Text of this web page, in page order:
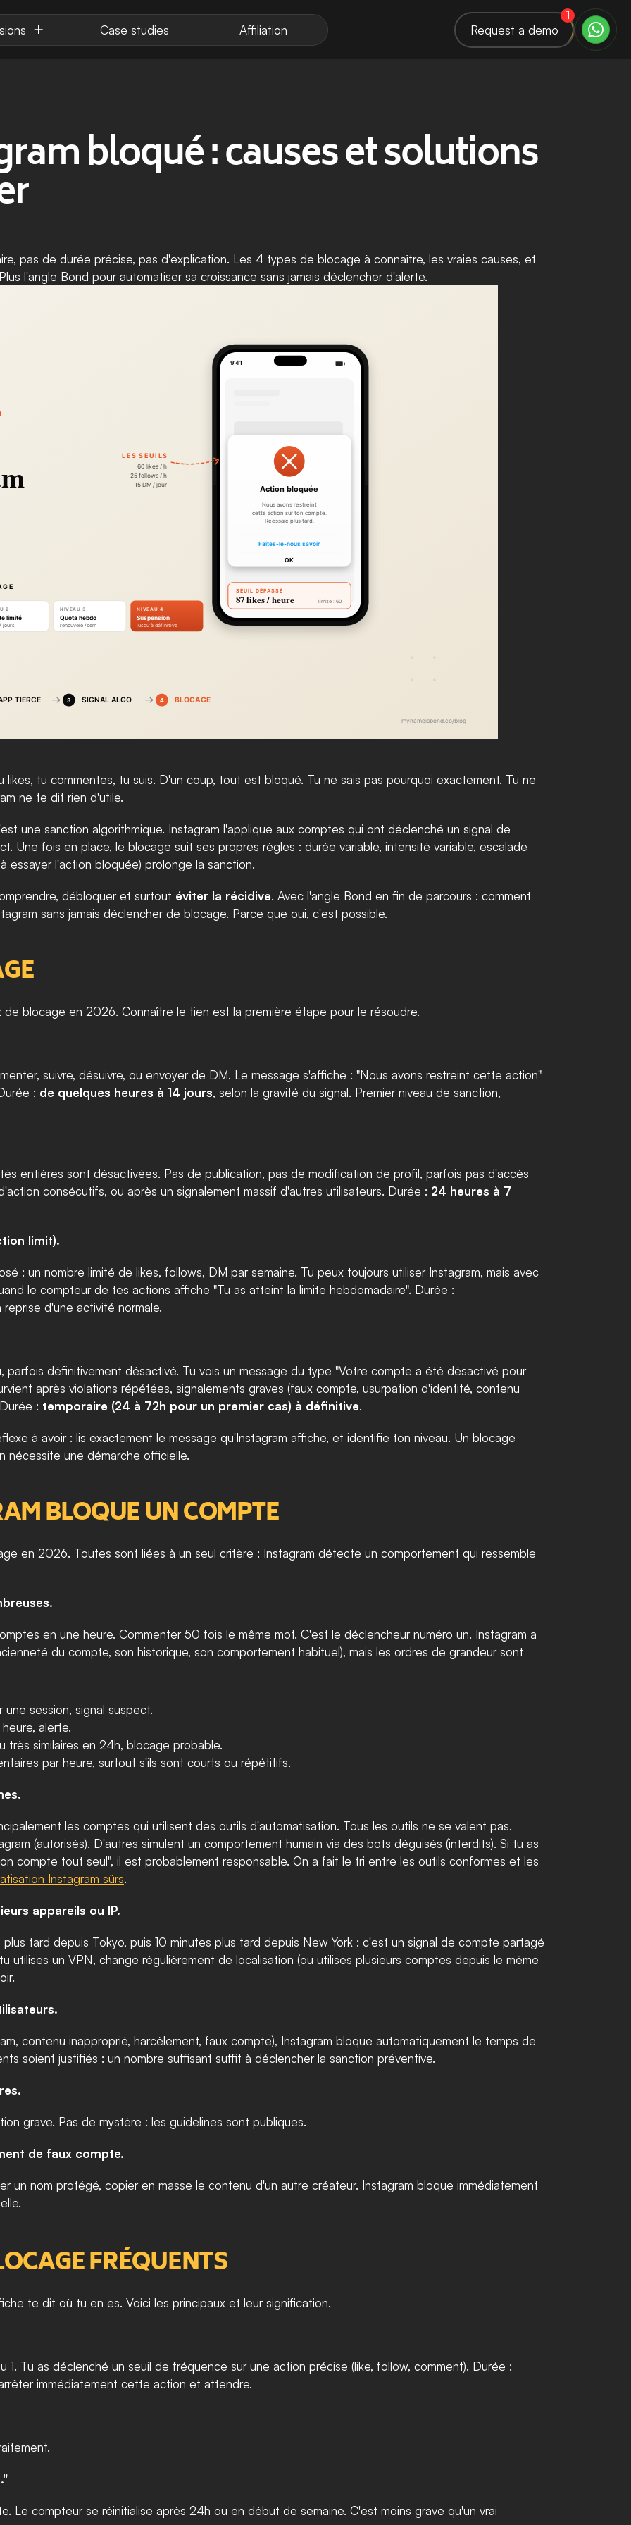
Case studies Affiliation Request a demo
1
bloqué : causes et solutions
pas de durée précise, pas d'explication. Les 4 types de blocage à connaître, les vraies causes, et
l'angle Bond pour automatiser sa croissance sans jamais déclencher d'alerte.
likes, tu commentes, tu suis. D'un coup, tout est bloqué. Tu ne sais pas pourquoi exactement. Tu ne
ne te dit rien d'utile.
une sanction algorithmique. Instagram l'applique aux comptes qui ont déclenché un signal de
Une fois en place, le blocage suit ses propres règles : durée variable, intensité variable, escalade
essayer l'action bloquée) prolonge la sanction.
débloquer et surtout éviter la récidive. Avec l'angle Bond en fin de parcours : comment
sans jamais déclencher de blocage. Parce que oui, c'est possible.
de blocage en 2026. Connaître le tien est la première étape pour le résoudre.
suivre, désuivre, ou envoyer de DM. Le message s'affiche : "Nous avons restreint cette action"
: de quelques heures à 14 jours, selon la gravité du signal. Premier niveau de sanction,
entières sont désactivées. Pas de publication, pas de modification de profil, parfois pas d'accès
consécutifs, ou après un signalement massif d'autres utilisateurs. Durée : 24 heures à 7
limit).
: un nombre limité de likes, follows, DM par semaine. Tu peux toujours utiliser Instagram, mais avec
reprise d'une activité normale.
parfois définitivement désactivé. Tu vois un message du type "Votre compte a été désactivé pour
après violations répétées, signalements graves (faux compte, usurpation d'identité, contenu
: temporaire (24 à 72h pour un premier cas) à définitive.
à avoir : lis exactement le message qu'Instagram affiche, et identifie ton niveau. Un blocage
nécessite une démarche officielle.
BLOQUE UN COMPTE
en 2026. Toutes sont liées à un seul critère : Instagram détecte un comportement qui ressemble
en une heure. Commenter 50 fois le même mot. C'est le déclencheur numéro un. Instagram a
du compte, son historique, son comportement habituel), mais les ordres de grandeur sont
session, signal suspect.
alerte.
similaires en 24h, blocage probable.
par heure, surtout s'ils sont courts ou répétitifs.
les comptes qui utilisent des outils d'automatisation. Tous les outils ne se valent pas.
(autorisés). D'autres simulent un comportement humain via des bots déguisés (interdits). Si tu as
compte tout seul", il est probablement responsable. On a fait le tri entre les outils conformes et les
Instagram sûrs.
appareils ou IP.
tard depuis Tokyo, puis 10 minutes plus tard depuis New York : c'est un signal de compte partagé
utilises un VPN, change régulièrement de localisation (ou utilises plusieurs comptes depuis le même
contenu inapproprié, harcèlement, faux compte), Instagram bloque automatiquement le temps de
soient justifiés : un nombre suffisant suffit à déclencher la sanction préventive.
grave. Pas de mystère : les guidelines sont publiques.
de faux compte.
un nom protégé, copier en masse le contenu d'un autre créateur. Instagram bloque immédiatement
FRÉQUENTS
te dit où tu en es. Voici les principaux et leur signification.
Tu as déclenché un seuil de fréquence sur une action précise (like, follow, comment). Durée :
immédiatement cette action et attendre.
Le compteur se réinitialise après 24h ou en début de semaine. C'est moins grave qu'un vrai